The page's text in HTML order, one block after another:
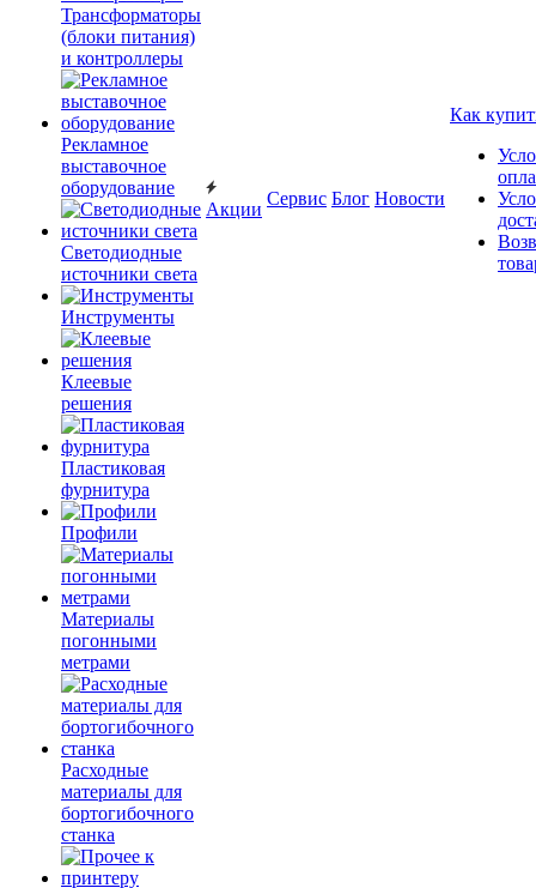
Трансформаторы
(блоки питания)
и контроллеры
Рекламное
выставочное
оборудование
Светодиодные
источники света
Инструменты
Клеевые
решения
Пластиковая
фурнитура
Профили
Материалы
погонными
метрами
Расходные
материалы для
бортогибочного
станка
Акции
Сервис Блог Новости
Как